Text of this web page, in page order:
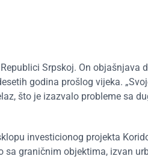
Srpskoj. On objašnjava
godina prošlog vijeka.
što je izazvalo probleme sa
investicionog projekta
graničnim objektima, izvan